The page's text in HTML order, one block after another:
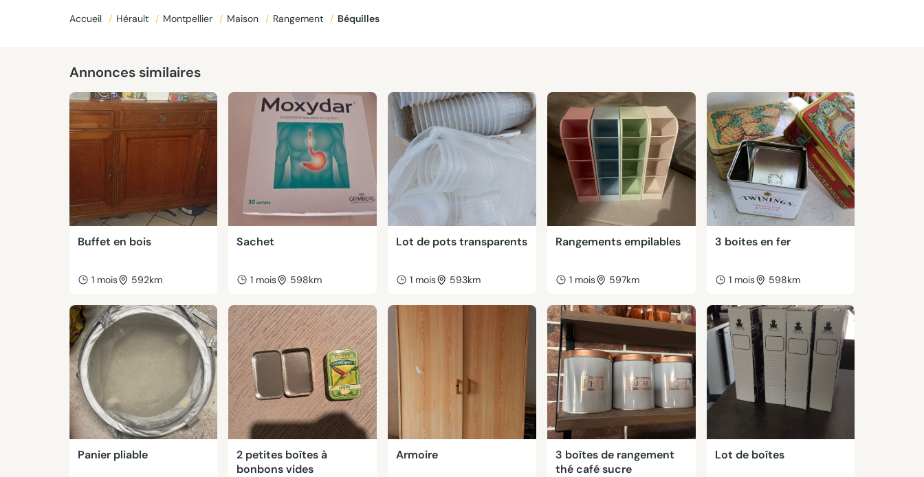
Accueil / Hérault / Montpellier / Maison / Rangement / Béquilles
Annonces similaires
Buffet en bois
1 mois 592km
Sachet
1 mois 598km
Lot de pots transparents
1 mois 593km
Rangements empilables
1 mois 597km
3 boites en fer
1 mois 598km
Panier pliable
2 petites boîtes à
bonbons vides
Armoire
3 boîtes de rangement
thé café sucre
Lot de boîtes